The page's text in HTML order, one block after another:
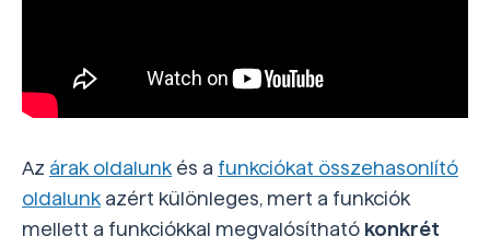
Az árak oldalunk és a funkciókat összehasonlító
oldalunk azért különleges, mert a funkciók
mellett a funkciókkal megvalósítható konkrét